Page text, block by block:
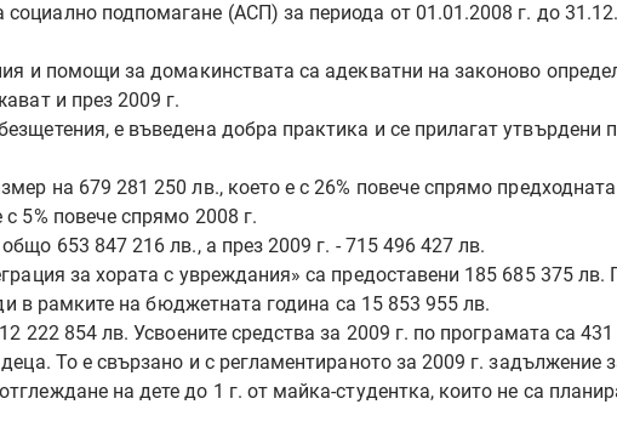
подпомагане (АСП) за периода от 01.01.2008 г. до
и помощи за домакинствата са адекватни на законово
и през 2009 г.
е въведена добра практика и се прилагат утвърдени
на 679 281 250 лв., което е с 26% повече спрямо
5% повече спрямо 2008 г.
653 847 216 лв., а през 2009 г. - 715 496 427 лв.
за хората с увреждания» са предоставени 185 685 375
в рамките на бюджетната година са 15 853 955 лв.
854 лв. Усвоените средства за 2009 г. по програмата са
То е свързано и с регламентираното за 2009 г. задължение
на дете до 1 г. от майка-студентка, които не са